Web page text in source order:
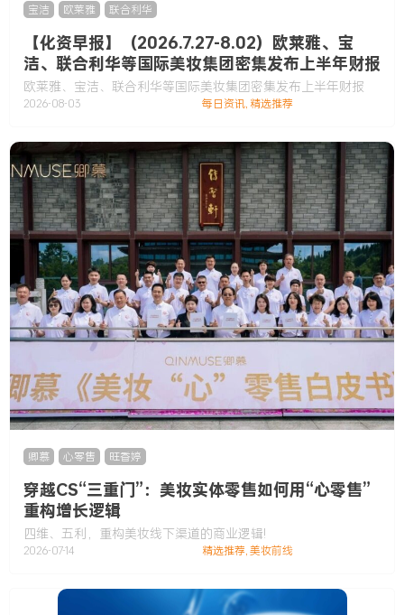
宝洁 欧莱雅 联合利华
【化资早报】（2026.7.27-8.02）欧莱雅、宝
洁、联合利华等国际美妆集团密集发布上半年财报
欧莱雅、宝洁、联合利华等国际美妆集团密集发布上半年财报
2026-08-03 每日资讯,精选推荐
卿慕 心零售 旺香婷
穿越CS“三重门”：美妆实体零售如何用“心零售”
重构增长逻辑
四维、五利，重构美妆线下渠道的商业逻辑!
2026-07-14 精选推荐,美妆前线